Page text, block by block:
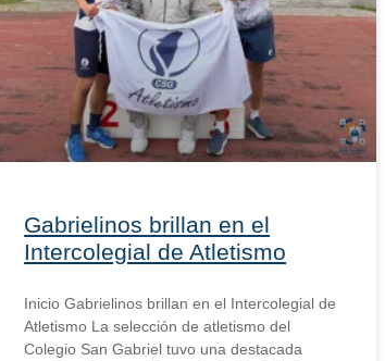
Gabrielinos brillan en el
Intercolegial de Atletismo
Inicio Gabrielinos brillan en el Intercolegial de
Atletismo La selección de atletismo del
Colegio San Gabriel tuvo una destacada